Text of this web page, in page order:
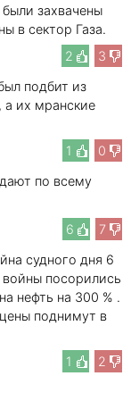
захвачены
в сектор Газа.
2
3
подбит из
а их мранские
1
0
по всему
6
7
судного дня 6
посорились
нефть на 300 % .
поднимут в
1
2